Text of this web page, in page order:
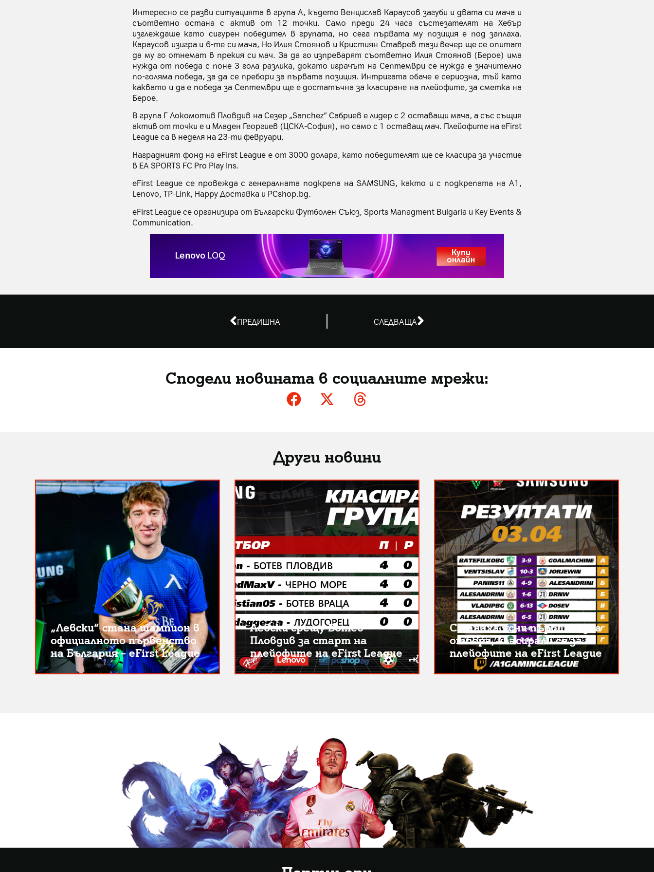
Интересно се разви ситуацията в група А, където Венцислав Караусов загуби и двата си мача и
съответно остана с актив от 12 точки. Само преди 24 часа състезателят на Хебър
изглеждаше като сигурен победител в групата, но сега първата му позиция е под заплаха.
Караусов изигра и 6-те си мача, Но Илия Стоянов и Кристиян Ставрев тази вечер ще се опитат
да му го отнемат в прекия си мач. За да го изпреварят съответно Илия Стоянов (Берое) има
нужда от победа с поне 3 гола разлика, докато играчът на Септември се нужда е значително
по-голяма победа, за да се пребори за първата позиция. Интригата обаче е сериозна, тъй като
каквато и да е победа за Септември ще е достатъчна за класиране на плейофите, за сметка на
Берое.
В група Г Локомотив Пловдив на Сезер „Sanchez“ Сабриев е лидер с 2 оставащи мача, а със същия
актив от точки е и Младен Георгиев (ЦСКА-София), но само с 1 оставащ мач. Плейофите на eFirst
League са в неделя на 23-ти февруари.
Наградният фонд на eFirst League е от 3000 долара, като победителят ще се класира за участие
в EA SPORTS FC Pro Play Ins.
eFirst League се провежда с генералната подкрепа на SAMSUNG, както и с подкрепата на А1,
Lenovo, TP-Link, Happy Доставка и PCshop.bg.
eFirst League се организира от Български Футболен Съюз, Sports Managment Bulgaria и Key Events &
Communication.
ПРЕДИШНА СЛЕДВАЩА
Сподели новината в социалните мрежи:
Други новини
„Левски“ стана шампион в
официалното първенство
на България – eFirst League
Левски срещу Ботев
Пловдив за старт на
плейофите на eFirst League
Станаха ясни първите два
отбора, класирали се за
плейофите на eFirst League